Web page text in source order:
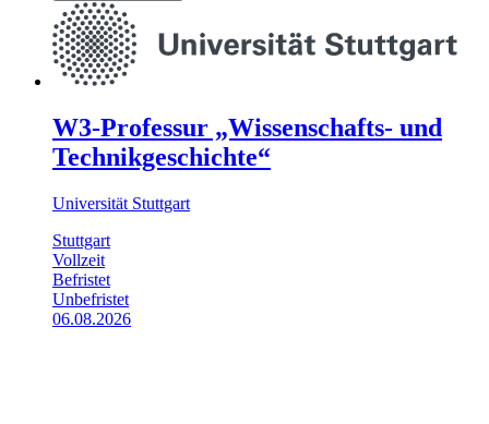
W3-Professur „Wissenschafts- und
Technikgeschichte“
Universität Stuttgart
Stuttgart
Vollzeit
Befristet
Unbefristet
06.08.2026